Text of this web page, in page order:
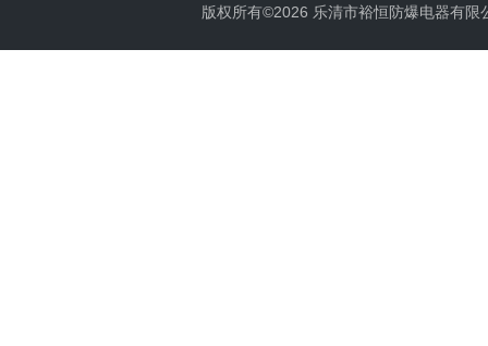
版权所有©2026 乐清市裕恒防爆电器有